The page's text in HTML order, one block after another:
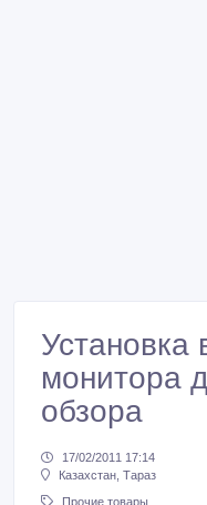
Установка
монитора
обзора
17/02/2011 17:14
Казахстан, Тараз
Прочие товары